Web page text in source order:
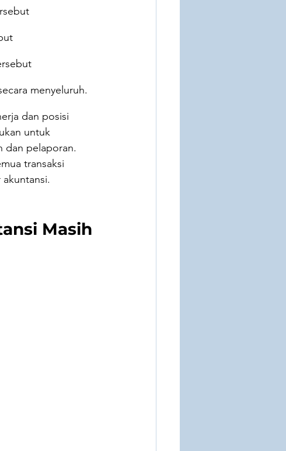
menyeluruh.
dan posisi
untuk
dan pelaporan.
transaksi
Masih